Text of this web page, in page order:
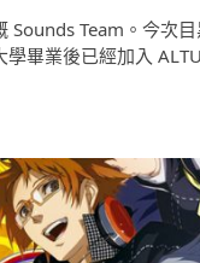
Team。今次
畢業後已經加入